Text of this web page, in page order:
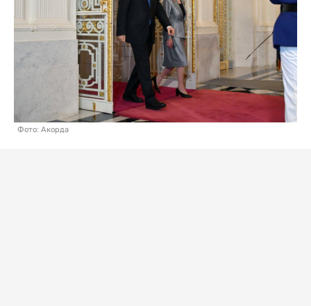
Фото: Акорда